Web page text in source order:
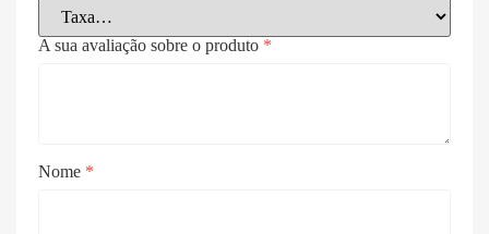
A sua avaliação sobre o produto *
Nome *